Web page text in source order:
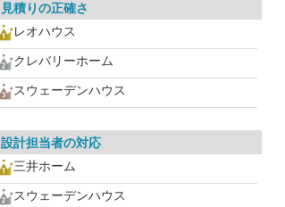
見積りの正確さ
レオハウス
クレバリーホーム
スウェーデンハウス
設計担当者の対応
三井ホーム
スウェーデンハウス